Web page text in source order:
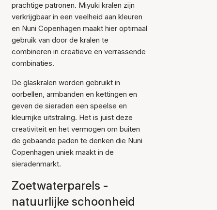
prachtige patronen. Miyuki kralen zijn
verkrijgbaar in een veelheid aan kleuren
en Nuni Copenhagen maakt hier optimaal
gebruik van door de kralen te
combineren in creatieve en verrassende
combinaties.
De glaskralen worden gebruikt in
oorbellen, armbanden en kettingen en
geven de sieraden een speelse en
kleurrijke uitstraling. Het is juist deze
creativiteit en het vermogen om buiten
de gebaande paden te denken die Nuni
Copenhagen uniek maakt in de
sieradenmarkt.
Zoetwaterparels -
natuurlijke schoonheid